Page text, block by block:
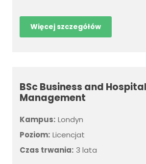
Więcej szczegółów
BSc Business and
Management
Kampus: Londyn
Poziom: Licencjat
Czas trwania: 3 lata